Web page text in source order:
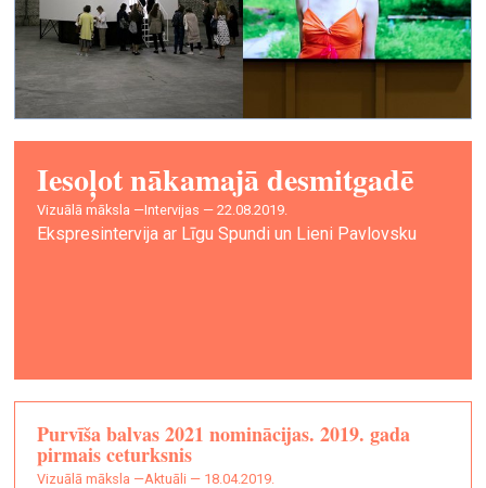
Iesoļot nākamajā desmitgadē
vizuālā māksla —Intervijas — 22.08.2019.
Ekspresintervija ar Līgu Spundi un Lieni Pavlovsku
Purvīša balvas 2021 nominācijas. 2019. gada
pirmais ceturksnis
vizuālā māksla —Aktuāli — 18.04.2019.